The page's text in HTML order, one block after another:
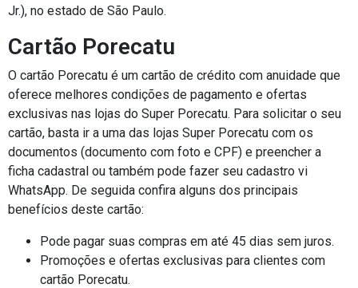
Jr.), no estado de São Paulo.
Cartão Porecatu
O cartão Porecatu é um cartão de crédito com anuidade que
oferece melhores condições de pagamento e ofertas
exclusivas nas lojas do Super Porecatu. Para solicitar o seu
cartão, basta ir a uma das lojas Super Porecatu com os
documentos (documento com foto e CPF) e preencher a
ficha cadastral ou também pode fazer seu cadastro vi
WhatsApp. De seguida confira alguns dos principais
benefícios deste cartão:
Pode pagar suas compras em até 45 dias sem juros.
Promoções e ofertas exclusivas para clientes com
cartão Porecatu.